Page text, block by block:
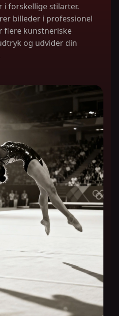
i forskellige stilarter.
billeder i professionel
flere kunstneriske
og udvider din